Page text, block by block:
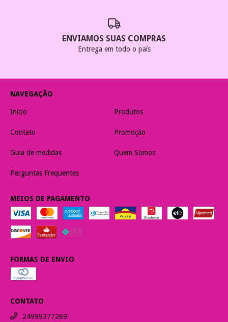
ENVIAMOS SUAS COMPRAS
Entrega em todo o país
NAVEGAÇÃO
Início Produtos
Contato Promoção
Guia de medidas Quem Somos
Perguntas Frequentes
MEIOS DE PAGAMENTO
FORMAS DE ENVIO
CONTATO
24999377269